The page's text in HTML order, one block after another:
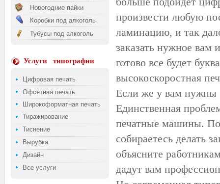
Новогодние пайки
Коробки под алкоголь
Тубусы под алкоголь
Услуги типографии
Цифровая печать
Офсетная печать
Широкоформатная печать
Тиражирование
Тиснение
Вырубка
Дизайн
Все услуги
произвести любую
ламинацию, и так
заказать нужное вам
готово все будет
высокоскоростная
Если же у вам нужны
Единственная
печатные машины.
собираетесь делать
объясните
дадут вам